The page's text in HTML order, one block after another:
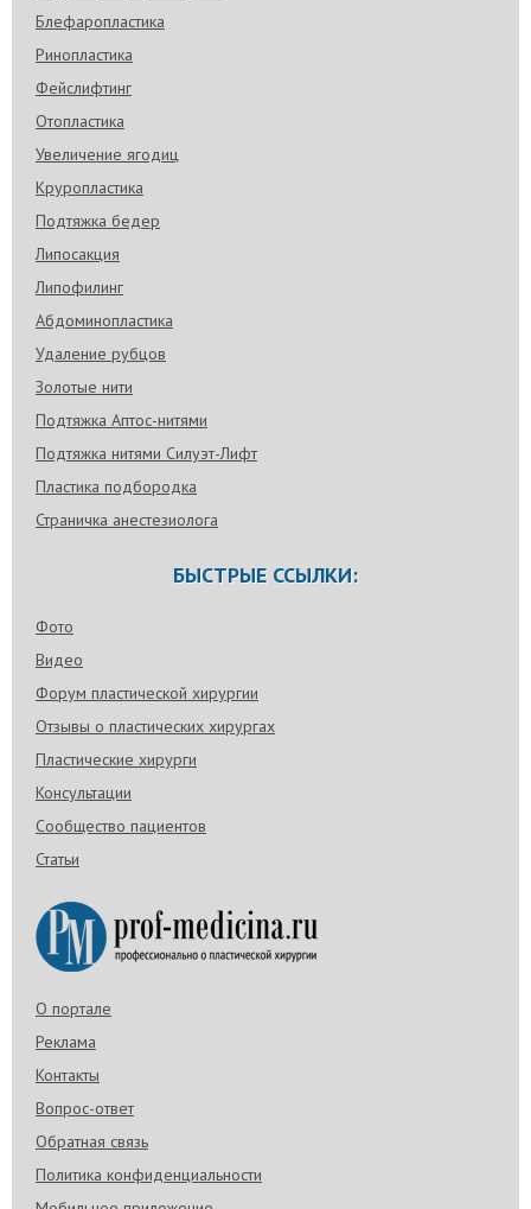
Блефаропластика
Ринопластика
Фейслифтинг
Отопластика
Увеличение ягодиц
Круропластика
Подтяжка бедер
Липосакция
Липофилинг
Абдоминопластика
Удаление рубцов
Золотые нити
Подтяжка Аптос-нитями
Подтяжка нитями Силуэт-Лифт
Пластика подбородка
Страничка анестезиолога
БЫСТРЫЕ ССЫЛКИ:
Фото
Видео
Форум пластической хирургии
Отзывы о пластических хирургах
Пластические хирурги
Консультации
Сообщество пациентов
Статьи
О портале
Реклама
Контакты
Вопрос-ответ
Обратная связь
Политика конфиденциальности